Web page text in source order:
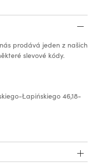
prodává jeden z našich
slevové kódy.
Łapińskiego 46,18-